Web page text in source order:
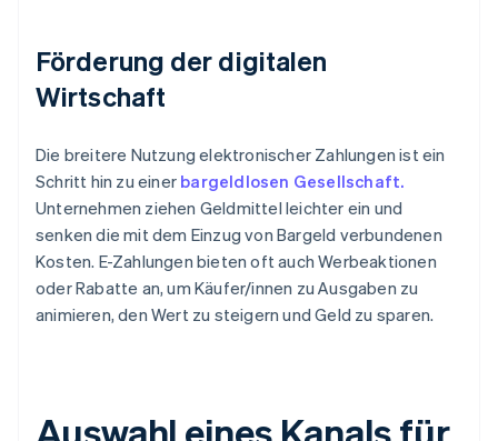
Förderung der digitalen
Wirtschaft
Die breitere Nutzung elektronischer Zahlungen ist ein
Schritt hin zu einer bargeldlosen Gesellschaft.
Unternehmen ziehen Geldmittel leichter ein und
senken die mit dem Einzug von Bargeld verbundenen
Kosten. E-Zahlungen bieten oft auch Werbeaktionen
oder Rabatte an, um Käufer/innen zu Ausgaben zu
animieren, den Wert zu steigern und Geld zu sparen.